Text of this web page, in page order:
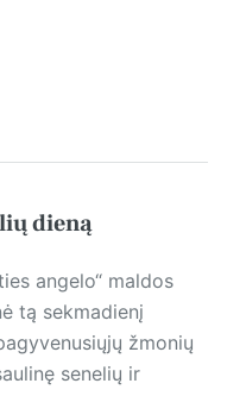
dieną
angelo“ maldos
tą sekmadienį
žmonių
senelių ir